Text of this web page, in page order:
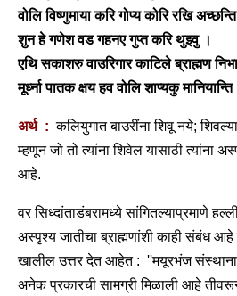
वोलि विष्णुमाया करि गोप्य कोरि रखि
शुन हे गणेश वड गहनए गुप्त करि थुइवु ।
एथि सकाशरु वाउरिगार काटिले ब्राह्मण
मूर्ध्ना पातक क्षय हव वोलि शाप्यकु
अर्थ : कलियुगात बाउरींना शिवू नये;
म्हणून जो तो त्यांना शिवेल यासाठी त्यांना
आहे.
वर सिध्दांताडंबरामध्ये सांगितल्याप्रमाणे
अस्पृश्य जातीचा ब्राह्मणांशी काही संबंध आहे
खालील उत्तर देत आहेत : ''मयूरभंज
अनेक प्रकारची सामग्री मिळाली आहे